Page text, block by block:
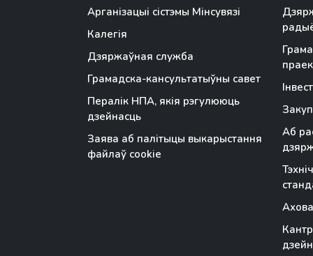
Арганізацыі сістэмы Мінсувязі
Калегія
Дзяржаўная служба
Грамадска-кансультатыўны савет
Пералік НПА, якія рэгулююць
дзейнасць
Заява аб палітыцы выкарыстання
файлаў cookie
Аб